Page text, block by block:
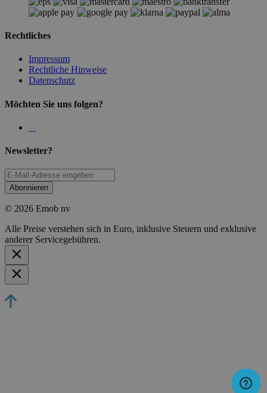
Rechtliches
Impressum
Rechtliche Hinweise
Datenschutz
Möchten Sie uns folgen?
Newsletter?
Abonnieren
© 2026 Emob nv
Alle Preise verstehen sich in Euro, inklusive Steuern und exklusive
anderer Servicegebühren.